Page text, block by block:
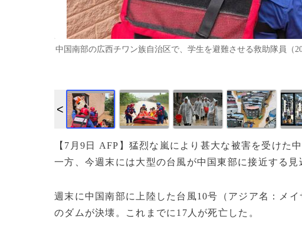
中国南部の広西チワン族自治区で、学生を避難させる救助隊員（
【7月9日 AFP】猛烈な嵐により甚大な被害を受けた
一方、今週末には大型の台風が中国東部に接近する見
週末に中国南部に上陸した台風10号（アジア名：メ
のダムが決壊。これまでに17人が死亡した。